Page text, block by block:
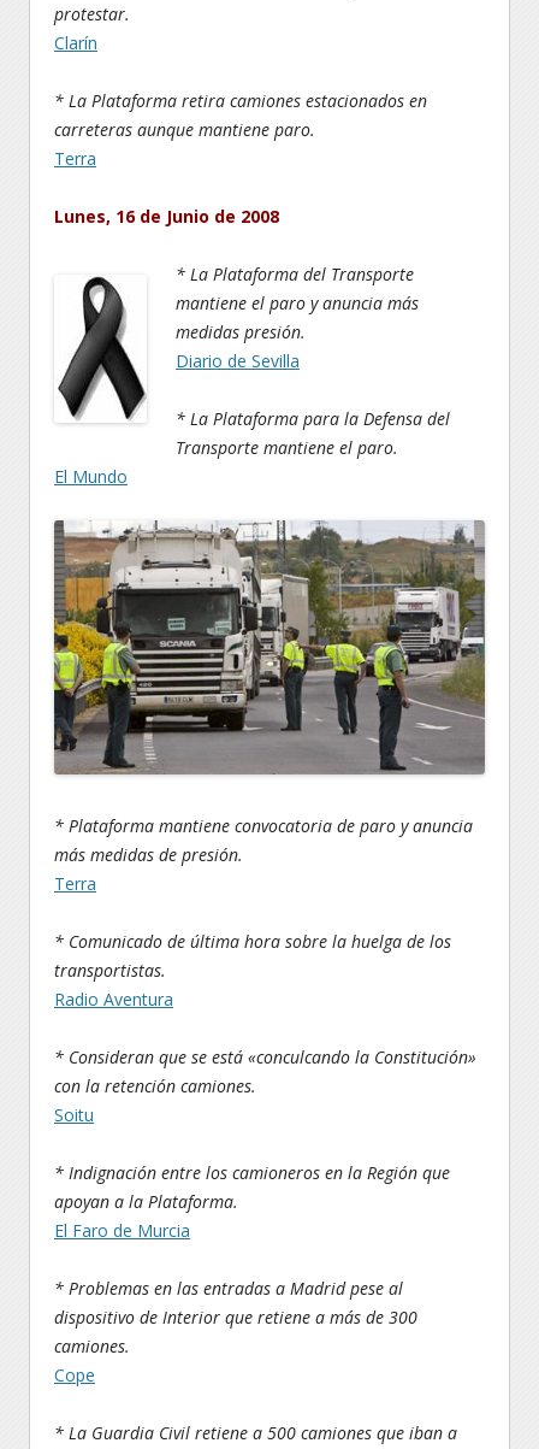
protestar.
Clarín
* La Plataforma retira camiones estacionados en
carreteras aunque mantiene paro.
Terra
Lunes, 16 de Junio de 2008
* La Plataforma del Transporte
mantiene el paro y anuncia más
medidas presión.
Diario de Sevilla
* La Plataforma para la Defensa del
Transporte mantiene el paro.
El Mundo
* Plataforma mantiene convocatoria de paro y anuncia
más medidas de presión.
Terra
* Comunicado de última hora sobre la huelga de los
transportistas.
Radio Aventura
* Consideran que se está «conculcando la Constitución»
con la retención camiones.
Soitu
* Indignación entre los camioneros en la Región que
apoyan a la Plataforma.
El Faro de Murcia
* Problemas en las entradas a Madrid pese al
dispositivo de Interior que retiene a más de 300
camiones.
Cope
* La Guardia Civil retiene a 500 camiones que iban a